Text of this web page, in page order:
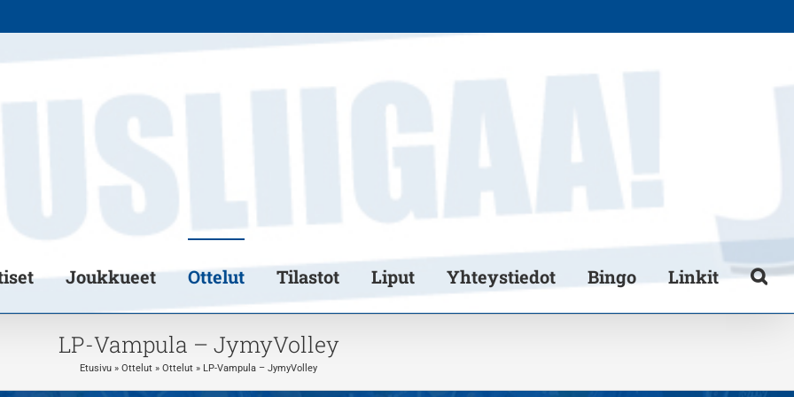
Joukkueet Ottelut Tilastot Liput Yhteystiedot Bingo Linkit
LP-Vampula – JymyVolley
Etusivu » Ottelut » Ottelut » LP-Vampula – JymyVolley